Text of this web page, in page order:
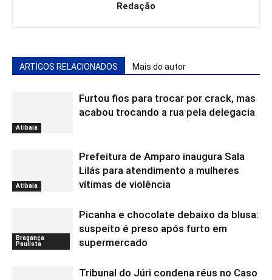
Redação
ARTIGOS RELACIONADOS Mais do autor
Atibaia
Furtou fios para trocar por crack, mas
acabou trocando a rua pela delegacia
Atibaia
Prefeitura de Amparo inaugura Sala
Lilás para atendimento a mulheres
vítimas de violência
Bragança
Paulista
Picanha e chocolate debaixo da blusa:
suspeito é preso após furto em
supermercado
Tribunal do Júri condena réus no Caso